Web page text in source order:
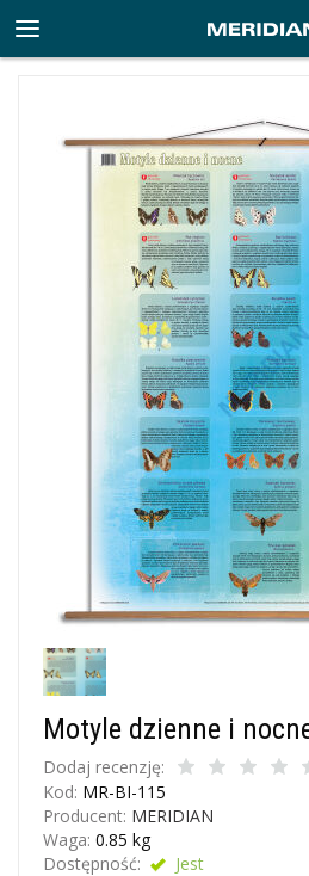
Motyle dzienne i
Dodaj recenzję:
Kod: MR-BI-115
Producent: MERIDIAN
Waga: 0.85 kg
Dostępność:
Jest